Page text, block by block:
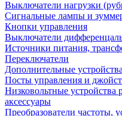
Выключатели нагрузки
Сигнальные лампы и
Кнопки управления
Выключатели
Источники питания,
Переключатели
Дополнительные
Посты управления и
Низковольтные устройства
аксессуары
Преобразователи частоты,